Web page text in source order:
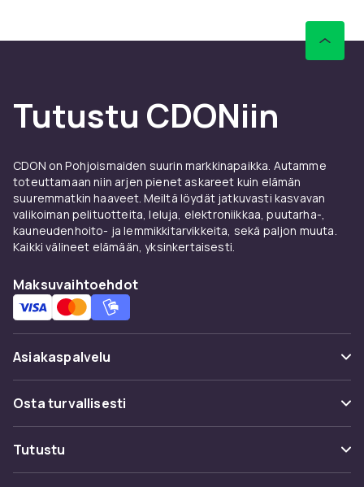
voi tulkita ne eri tavalla.
39cd0871-f457-521c-a56d-5255ba9b753b
Tuoteturvallisuustiedot
Tutustu CDONiin
CDON on Pohjoismaiden suurin markkinapaikka. Autamme
toteuttamaan niin arjen pienet askareet kuin elämän
suuremmatkin haaveet. Meiltä löydät jatkuvasti kasvavan
valikoiman pelituotteita, leluja, elektroniikkaa, puutarha-,
kauneudenhoito- ja lemmikkitarvikkeita, sekä paljon muuta.
Kaikki välineet elämään, yksinkertaisesti.
Maksuvaihtoehdot
Asiakaspalvelu
Usein kysyttyä (UKK)
Seuraa pakettia
Osta turvallisesti
Maksuvaihtoehdot
Toimitus
Tutustu